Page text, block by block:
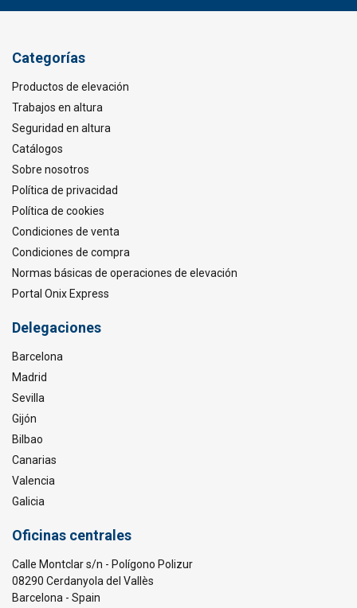
Categorías
Productos de elevación
Trabajos en altura
Seguridad en altura
Catálogos
Sobre nosotros
Política de privacidad
Política de cookies
Condiciones de venta
Condiciones de compra
Normas básicas de operaciones de elevación
Portal Onix Express
Delegaciones
Barcelona
Madrid
Sevilla
Gijón
Bilbao
Canarias
Valencia
Galicia
Oficinas centrales
Calle Montclar s/n - Polígono Polizur
08290 Cerdanyola del Vallès
Barcelona - Spain